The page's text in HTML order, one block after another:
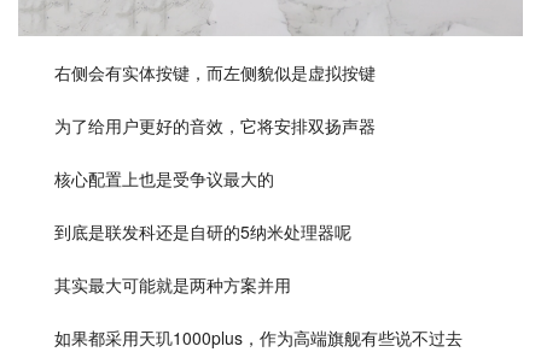
右侧会有实体按键，而左侧貌似是虚拟按键
为了给用户更好的音效，它将安排双扬声器
核心配置上也是受争议最大的
到底是联发科还是自研的5纳米处理器呢
其实最大可能就是两种方案并用
如果都采用天玑1000plus，作为高端旗舰有些说不过去